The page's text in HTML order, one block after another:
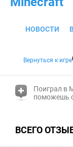
НОВОСТИ
Вернуться к игре
Поиграл в
поможешь
ВСЕГО